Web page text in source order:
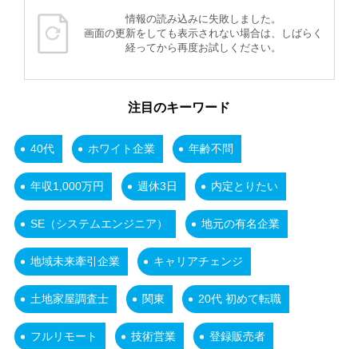
情報の読み込みに失敗しました。
画面の更新をしても表示されない場合は、しばらく
経ってから再度お試しください。
注目のキーワード
40代 ホワイト企業 年齢不問
年収1,000万円 週休3日 内定とりたい
SE（システムエンジニア） 地元の有名企業
地域未来牽引企業 キャリアチェンジ
土地家屋調査士 関東 20代 初めて転職
フルリモート 技術営業 登録販売者